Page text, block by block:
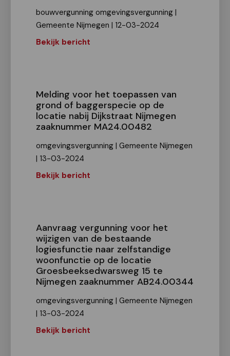
bouwvergunning omgevingsvergunning |
Gemeente Nijmegen | 12-03-2024
Bekijk bericht
Melding voor het toepassen van
grond of baggerspecie op de
locatie nabij Dijkstraat Nijmegen
zaaknummer MA24.00482
omgevingsvergunning | Gemeente Nijmegen
| 13-03-2024
Bekijk bericht
Aanvraag vergunning voor het
wijzigen van de bestaande
logiesfunctie naar zelfstandige
woonfunctie op de locatie
Groesbeeksedwarsweg 15 te
Nijmegen zaaknummer AB24.00344
omgevingsvergunning | Gemeente Nijmegen
| 13-03-2024
Bekijk bericht